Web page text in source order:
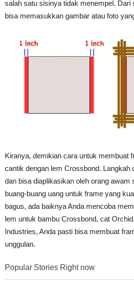
salah satu sisinya tidak menempel. Dari
bisa memasukkan gambar atau foto
Kiranya, demikian cara untuk membuat
cantik dengan lem Crossbond. Langkah
dan bisa diaplikasikan oleh orang awam
buang-buang uang untuk frame yang
bagus, ada baiknya Anda mencoba
lem untuk bambu Crossbond, cat
Industries, Anda pasti bisa membuat
unggulan.
Popular Stories Right now